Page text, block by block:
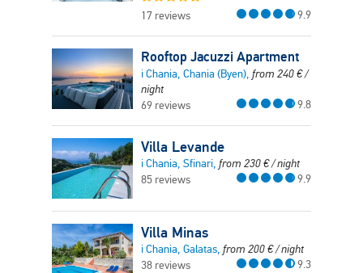
17 reviews 9.9
Rooftop Jacuzzi Apartment
i Chania, Chania (Byen), from 240€/
night
69 reviews
9.8
Villa Levande
i Chania, Sfinari, from 230€/ night
85 reviews
9.9
Villa Minas
i Chania, Galatas, from 200€/ night
38 reviews
9.3